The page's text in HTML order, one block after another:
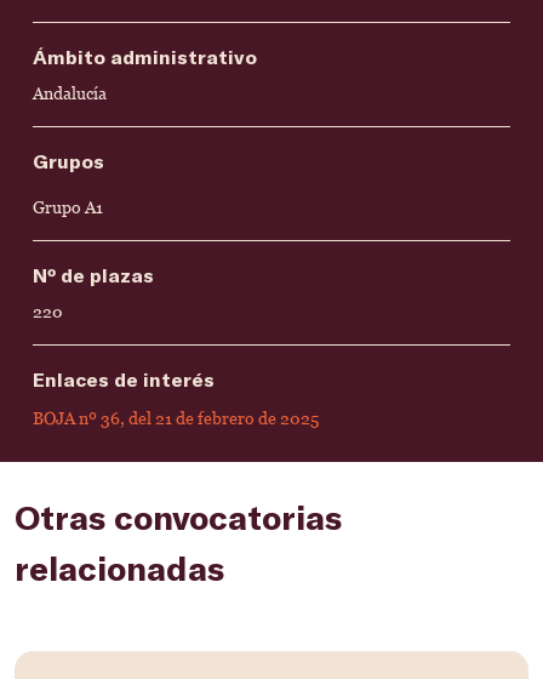
Ámbito administrativo
Andalucía
Grupos
Grupo A1
Nº de plazas
220
Enlaces de interés
BOJA nº 36, del 21 de febrero de 2025
Otras convocatorias
relacionadas